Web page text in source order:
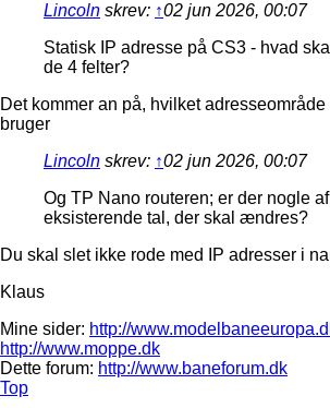
Lincoln skrev: ↑02 jun 2026, 00:07
Statisk IP adresse på CS3 - hvad
de 4 felter?
Det kommer an på, hvilket
bruger
Lincoln skrev: ↑02 jun 2026, 00:07
Og TP Nano routeren; er der nogle
eksisterende tal, der skal ændres?
Du skal slet ikke rode med IP adresser i
Klaus
Mine sider: http://
http://www.moppe.dk
Dette forum: http://www.baneforum.dk
Top